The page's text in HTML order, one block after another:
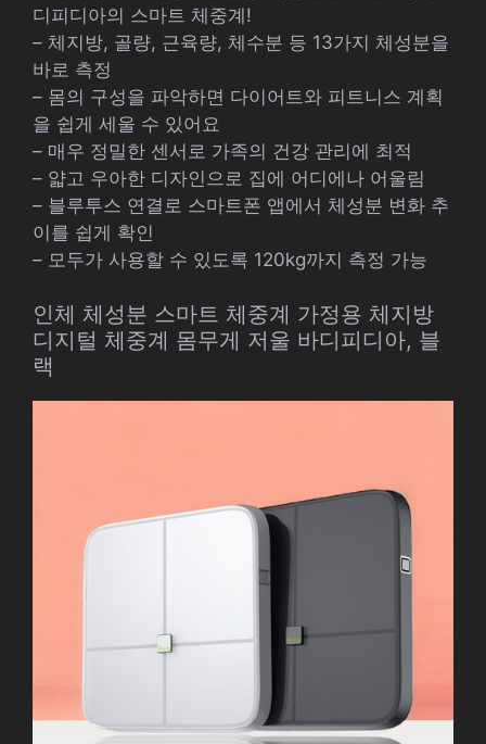
디피디아의 스마트 체중계!
– 체지방, 골량, 근육량, 체수분 등 13가지 체성분을
바로 측정
– 몸의 구성을 파악하면 다이어트와 피트니스 계획
을 쉽게 세울 수 있어요
– 매우 정밀한 센서로 가족의 건강 관리에 최적
– 얇고 우아한 디자인으로 집에 어디에나 어울림
– 블루투스 연결로 스마트폰 앱에서 체성분 변화 추
이를 쉽게 확인
– 모두가 사용할 수 있도록 120kg까지 측정 가능
인체 체성분 스마트 체중계 가정용 체지방
디지털 체중계 몸무게 저울 바디피디아, 블
랙